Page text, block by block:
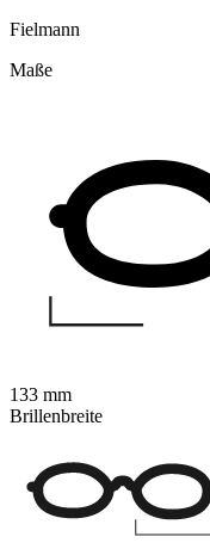
Fielmann
Maße
133 mm
Brillenbreite